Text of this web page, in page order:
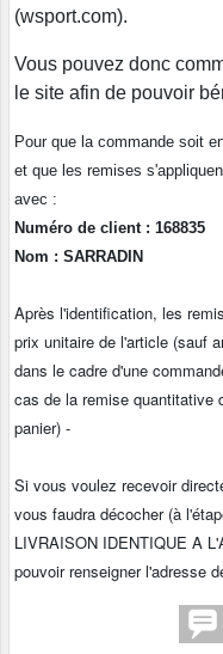
(wsport.com).
Vous pouvez donc
le site afin de pouvoir
Pour que la commande soit
et que les remises
avec :
Numéro de client : 168835
Nom : SARRADIN
Après l'identification, les
prix unitaire de l'article (sauf
dans le cadre d'une
cas de la remise quantitative
panier) -
Si vous voulez recevoir
vous faudra décocher (à
LIVRAISON IDENTIQUE A
pouvoir renseigner l'adresse